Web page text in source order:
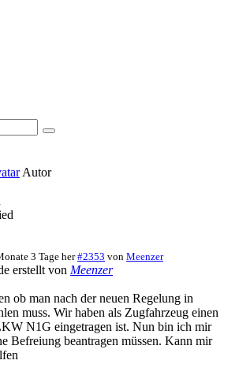
Autor
3 Tage her#2353 von Meenzer
erstellt von Meenzer
ob man nach der neuen Regelung in
muss. Wir haben als Zugfahrzeug einen
N1G eingetragen ist. Nun bin ich mir
Befreiung beantragen müssen. Kann mir